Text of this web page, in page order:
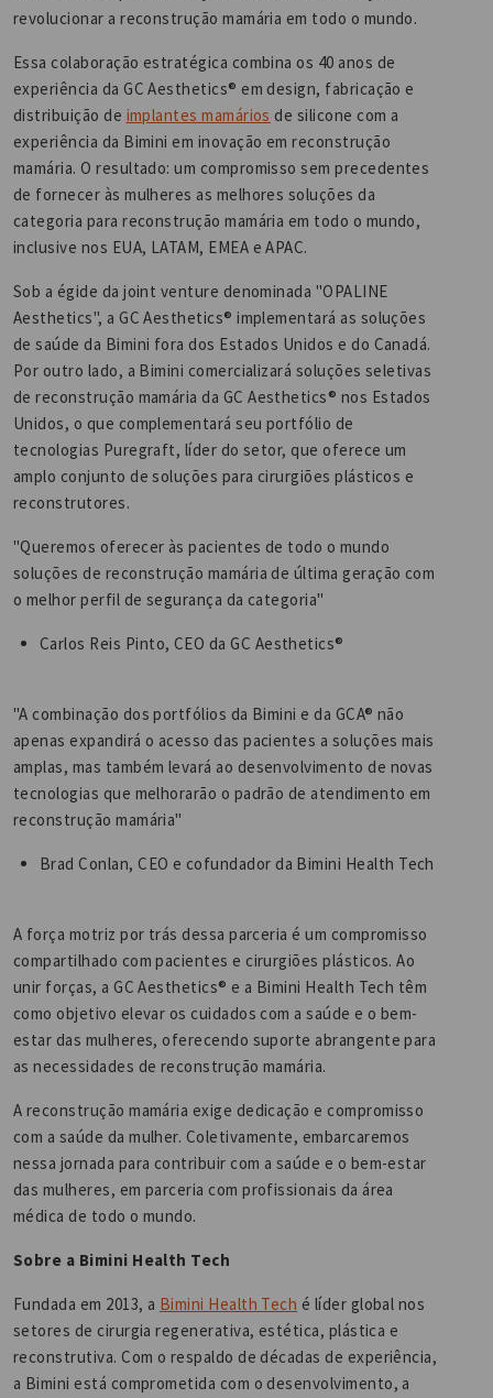
revolucionar a reconstrução mamária em todo o mundo.
Essa colaboração estratégica combina os 40 anos de
experiência da GC Aesthetics® em design, fabricação e
distribuição de implantes mamários de silicone com a
experiência da Bimini em inovação em reconstrução
mamária. O resultado: um compromisso sem precedentes
de fornecer às mulheres as melhores soluções da
categoria para reconstrução mamária em todo o mundo,
inclusive nos EUA, LATAM, EMEA e APAC.
Sob a égide da joint venture denominada "OPALINE
Aesthetics", a GC Aesthetics® implementará as soluções
de saúde da Bimini fora dos Estados Unidos e do Canadá.
Por outro lado, a Bimini comercializará soluções seletivas
de reconstrução mamária da GC Aesthetics® nos Estados
Unidos, o que complementará seu portfólio de
tecnologias Puregraft, líder do setor, que oferece um
amplo conjunto de soluções para cirurgiões plásticos e
reconstrutores.
"Queremos oferecer às pacientes de todo o mundo
soluções de reconstrução mamária de última geração com
o melhor perfil de segurança da categoria"
Carlos Reis Pinto, CEO da GC Aesthetics®
"A combinação dos portfólios da Bimini e da GCA® não
apenas expandirá o acesso das pacientes a soluções mais
amplas, mas também levará ao desenvolvimento de novas
tecnologias que melhorarão o padrão de atendimento em
reconstrução mamária"
Brad Conlan, CEO e cofundador da Bimini Health Tech
A força motriz por trás dessa parceria é um compromisso
compartilhado com pacientes e cirurgiões plásticos. Ao
unir forças, a GC Aesthetics® e a Bimini Health Tech têm
como objetivo elevar os cuidados com a saúde e o bem-
estar das mulheres, oferecendo suporte abrangente para
as necessidades de reconstrução mamária.
A reconstrução mamária exige dedicação e compromisso
com a saúde da mulher. Coletivamente, embarcaremos
nessa jornada para contribuir com a saúde e o bem-estar
das mulheres, em parceria com profissionais da área
médica de todo o mundo.
Sobre a Bimini Health Tech
Fundada em 2013, a Bimini Health Tech é líder global nos
setores de cirurgia regenerativa, estética, plástica e
reconstrutiva. Com o respaldo de décadas de experiência,
a Bimini está comprometida com o desenvolvimento, a